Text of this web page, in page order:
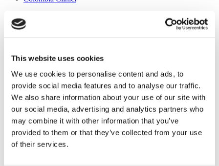
This website uses cookies
We use cookies to personalise content and ads, to
provide social media features and to analyse our traffic.
We also share information about your use of our site with
our social media, advertising and analytics partners who
may combine it with other information that you’ve
provided to them or that they’ve collected from your use
of their services.
Gastric Sleeve Turcia
Rinoplastie Turcia
Micșorarea Sânilor Turcia
Implant Dentar Turcia
Fațete Dentare Turcia
Coroane Dentare Turcia
Liposucție Turcia
Chirurgie Bariatrică Turcia
Bypass Gastric Turcia
Stomatologie Turcia
Lifting Brazilian Turcia
Transplant De Păr Turcia